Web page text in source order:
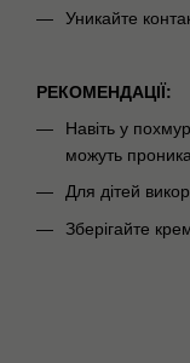
Уникайте
РЕКОМЕНДАЦІЇ:
Навіть у
можуть
Для дітей
Зберігайте